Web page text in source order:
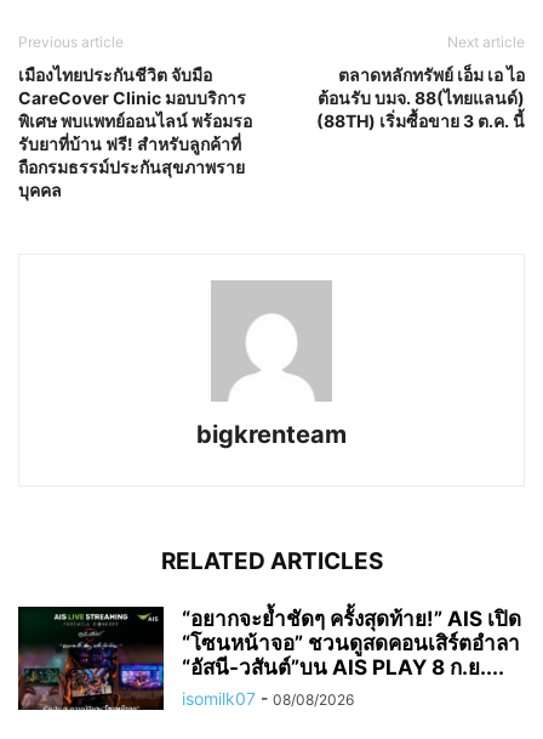
Previous article
เมืองไทยประกันชีวิต จับมือ
CareCover Clinic มอบบริการ
พิเศษ พบแพทย์ออนไลน์ พร้อมรอ
รับยาที่บ้าน ฟรี! สำหรับลูกค้าที่
ถือกรมธรรม์ประกันสุขภาพราย
บุคคล
Next article
ตลาดหลักทรัพย์ เอ็ม เอ ไอ
ต้อนรับ บมจ. 88(ไทยแลนด์)
(88TH) เริ่มซื้อขาย 3 ต.ค. นี้
bigkrenteam
RELATED ARTICLES
“อยากจะย้ำชัดๆ ครั้งสุดท้าย!” AIS เปิด
“โซนหน้าจอ” ชวนดูสดคอนเสิร์ตอำลา
“อัสนี-วสันต์”บน AIS PLAY 8 ก.ย....
isomilk07 - 08/08/2026